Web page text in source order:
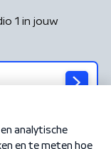
1 in jouw